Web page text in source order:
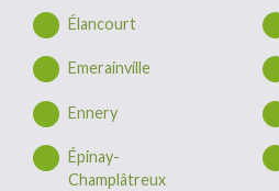
Élancourt
Emerainville
Ennery
Épinay-
Champlâtreux